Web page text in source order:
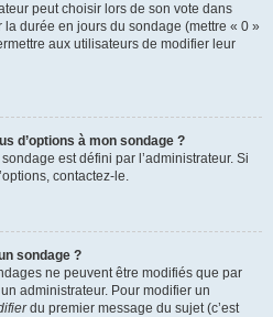
peut choisir lors de son vote dans
la durée en jours du sondage (mettre « 0 »
aux utilisateurs de modifier leur
d’options à mon sondage ?
est défini par l’administrateur. Si
contactez-le.
sondage ?
ne peuvent être modifiés que par
administrateur. Pour modifier un
du premier message du sujet (c’est